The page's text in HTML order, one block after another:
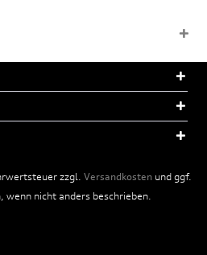
zzgl. Versandkostenund ggf.
wenn nicht anders beschrieben.